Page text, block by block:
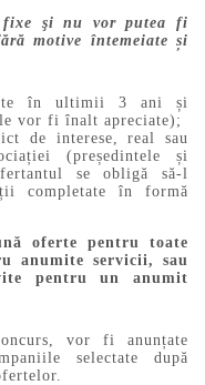
şi nu vor putea fi
motive întemeiate și
în ultimii 3 ani și
vor fi înalt apreciate);
de interese, real sau
(președintele și
se obligă să-l
completate în formă
oferte pentru toate
anumite servicii, sau
pentru un anumit
vor fi anunțate
selectate după